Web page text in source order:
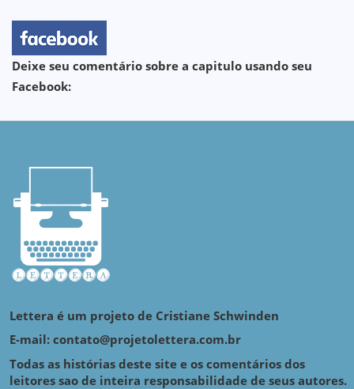
Deixe seu comentário sobre a capitulo usando seu
Facebook:
Lettera é um projeto de Cristiane Schwinden
E-mail: contato@projetolettera.com.br
Todas as histórias deste site e os comentários dos
leitores sao de inteira responsabilidade de seus autores.